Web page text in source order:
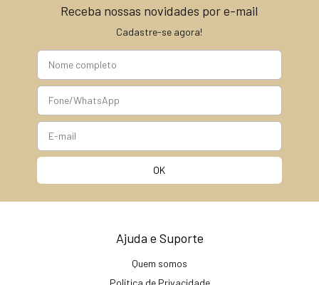
Receba nossas novidades por e-mail
Cadastre-se agora!
Ajuda e Suporte
Quem somos
Política de Privacidade